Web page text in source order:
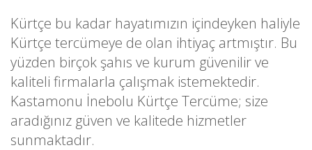
Kürtçe bu kadar hayatımızın içindeyken haliyle
Kürtçe tercümeye de olan ihtiyaç artmıştır. Bu
yüzden birçok şahıs ve kurum güvenilir ve
kaliteli firmalarla çalışmak istemektedir.
Kastamonu İnebolu Kürtçe Tercüme; size
aradığınız güven ve kalitede hizmetler
sunmaktadır.